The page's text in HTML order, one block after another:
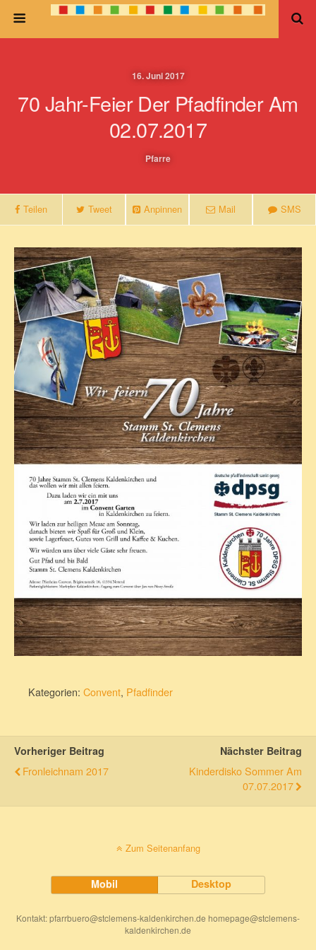
16. Juni 2017
70 Jahr-Feier Der Pfadfinder Am
02.07.2017
Pfarre
Teilen Tweet Anpinnen Mail SMS
Kategorien: Convent, Pfadfinder
Vorheriger Beitrag
Fronleichnam 2017
Nächster Beitrag
Kinderdisko Sommer Am
07.07.2017
Zum Seitenanfang
Mobil Desktop
Kontakt: pfarrbuero@stclemens-kaldenkirchen.de homepage@stclemens-
kaldenkirchen.de